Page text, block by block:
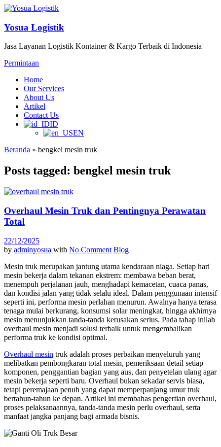
Yosua Logistik
Jasa Layanan Logistik Kontainer & Kargo Terbaik di Indonesia
Permintaan
Home
Our Services
About Us
Artikel
Contact Us
ID
EN
Beranda » bengkel mesin truk
Posts tagged: bengkel mesin truk
Overhaul Mesin Truk dan Pentingnya Perawatan
Total
22/12/2025
by adminyosua with No Comment Blog
Mesin truk merupakan jantung utama kendaraan niaga. Setiap hari
mesin bekerja dalam tekanan ekstrem: membawa beban berat,
menempuh perjalanan jauh, menghadapi kemacetan, cuaca panas,
dan kondisi jalan yang tidak selalu ideal. Dalam penggunaan intensif
seperti ini, performa mesin perlahan menurun. Awalnya hanya terasa
tenaga mulai berkurang, konsumsi solar meningkat, hingga akhirnya
mesin menunjukkan tanda-tanda kerusakan serius. Pada tahap inilah
overhaul mesin menjadi solusi terbaik untuk mengembalikan
performa truk ke kondisi optimal.
Overhaul mesin truk adalah proses perbaikan menyeluruh yang
melibatkan pembongkaran total mesin, pemeriksaan detail setiap
komponen, penggantian bagian yang aus, dan penyetelan ulang agar
mesin bekerja seperti baru. Overhaul bukan sekadar servis biasa,
tetapi peremajaan penuh yang dapat memperpanjang umur truk
bertahun-tahun ke depan. Artikel ini membahas pengertian overhaul,
proses pelaksanaannya, tanda-tanda mesin perlu overhaul, serta
manfaat jangka panjang bagi armada bisnis.